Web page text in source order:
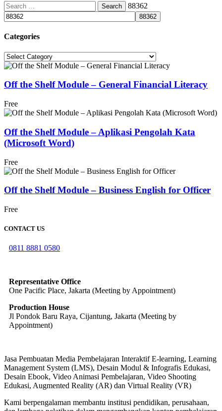
Search
for:
88362
Categories
Categories
Off the Shelf Module – General Financial Literacy
Free
Off the Shelf Module – Aplikasi Pengolah Kata
(Microsoft Word)
Free
Off the Shelf Module – Business English for Officer
Free
CONTACT US
0811 8881 0580
Representative Office
One Pacific Place, Jakarta (Meeting by Appointment)
Production House
Jl Pondok Baru Raya, Cijantung, Jakarta (Meeting by
Appointment)
Jasa Pembuatan Media Pembelajaran Interaktif E-learning, Learning
Management System (LMS), Desain Modul & Infografis Edukasi,
Desain Ebook, Video Animasi Pembelajaran, Video Shooting
Edukasi, Augmented Reality (AR) dan Virtual Reality (VR)
Kami berpengalaman membantu institusi pendidikan, perusahaan,